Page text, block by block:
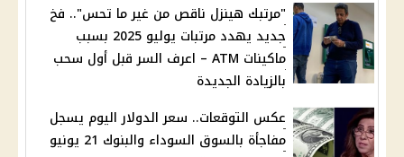
"مرتبك هينزل ناقص من غير ما تحس".. فخ
جديد يهدد مرتبات يوليو 2025 بسبب
ماكينات ATM – اعرف السر قبل أول سحب
بالزيادة الجديدة
عكس التوقعات.. سعر الدولار اليوم يسجل
مفاجأة بالسوق السوداء والبنوك 21 يونيو